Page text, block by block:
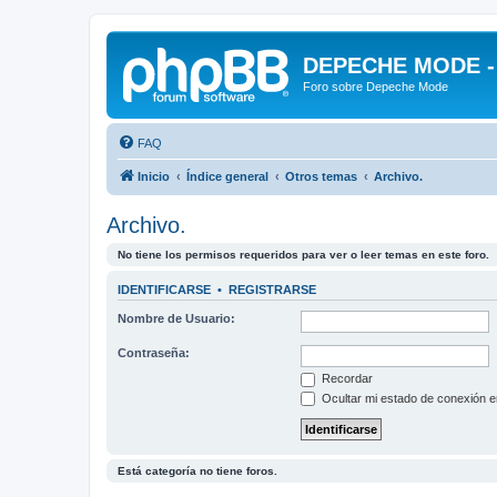
DEPECHE MODE
Foro sobre Depeche Mode
FAQ
Inicio Índice general Otros temas Archivo.
Archivo.
No tiene los permisos requeridos para ver o leer temas en este foro.
IDENTIFICARSE • REGISTRARSE
Nombre de Usuario:
Contraseña:
Recordar
Ocultar mi estado de conexión
Está categoría no tiene foros.